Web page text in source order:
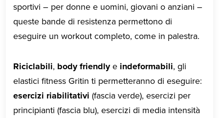
sportivi – per donne e uomini, giovani o anziani –
queste bande di resistenza permettono di
eseguire un workout completo, come in palestra.
Riciclabili, body friendlye indeformabili, gli
elastici fitness Gritin ti permetteranno di eseguire:
esercizi riabilitativi (fascia verde), esercizi per
principianti (fascia blu), esercizi di media intensità